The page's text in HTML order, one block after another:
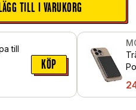
LÄGG TILL I VARUKORG
till
KÖP